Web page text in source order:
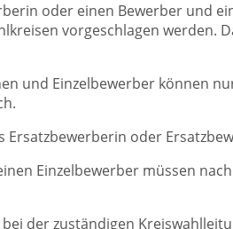
oder einen Bewerber und
vorgeschlagen werden.
und Einzelbewerber können
oder
Einzelbewerber müssen
der zuständigen